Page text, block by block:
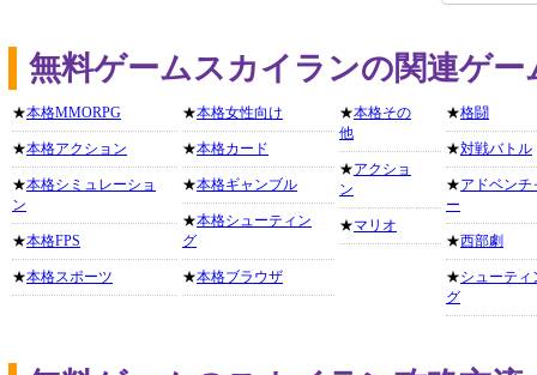
無料ゲームスカイランの関連ゲ
★本格MMORPG
★本格アクション
★本格シミュレーショ
ン
★本格FPS
★本格スポーツ
★本格女性向け
★本格カード
★本格ギャンブル
★本格シューティン
グ
★本格ブラウザ
★本格その
他
★アクショ
ン
★マリオ
★格闘
★対戦バトル
★アドベンチ
ー
★西部劇
★シューティ
グ